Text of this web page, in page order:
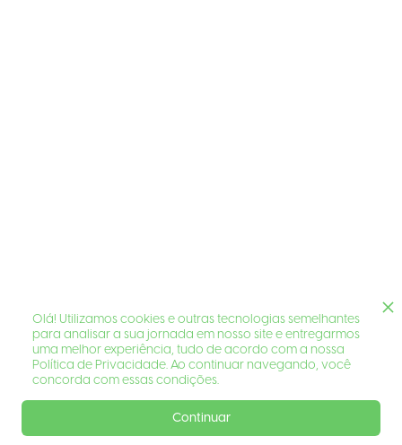
Olá! Utilizamos cookies e outras tecnologias semelhantes
para analisar a sua jornada em nosso site e entregarmos
uma melhor experiência, tudo de acordo com a nossa
Política de Privacidade. Ao continuar navegando, você
concorda com essas condições.
Continuar